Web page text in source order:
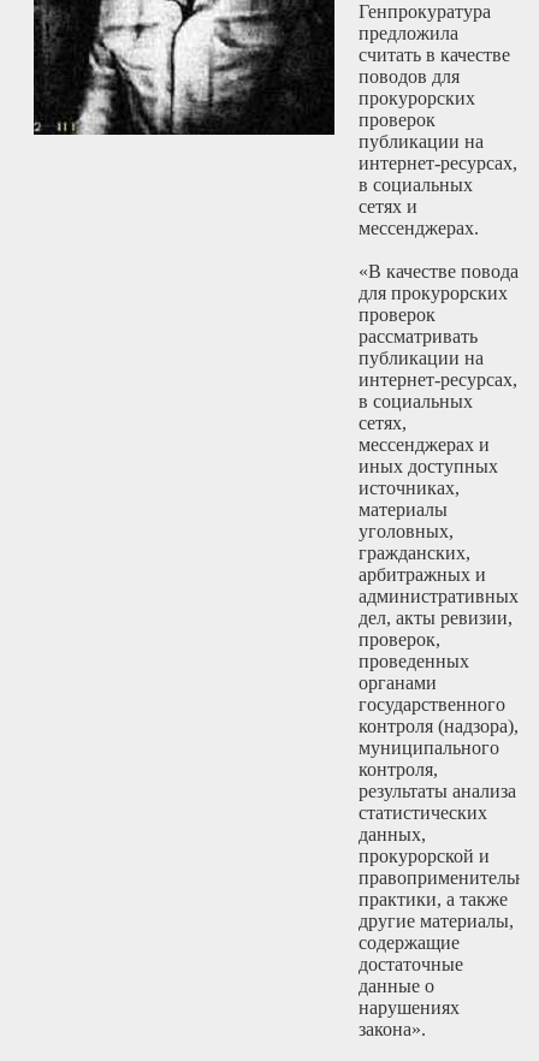
Генпрокуратура
предложила
считать в качестве
поводов для
прокурорских
проверок
публикации на
интернет-ресурсах,
в социальных
сетях и
мессенджерах.
«В качестве повода
для прокурорских
проверок
рассматривать
публикации на
интернет-ресурсах,
в социальных
сетях,
мессенджерах и
иных доступных
источниках,
материалы
уголовных,
гражданских,
арбитражных и
административных
дел, акты ревизии,
проверок,
проведенных
органами
государственного
контроля (надзора),
муниципального
контроля,
результаты анализа
статистических
данных,
прокурорской и
практики, а также
другие материалы,
содержащие
достаточные
данные о
нарушениях
закона».